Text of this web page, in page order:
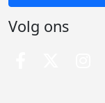
Volg ons